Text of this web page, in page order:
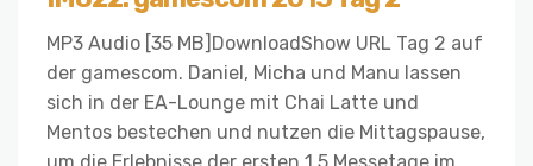
MP3 Audio [35 MB]DownloadShow URL Tag 2 auf
der gamescom. Daniel, Micha und Manu lassen
sich in der EA-Lounge mit Chai Latte und
Mentos bestechen und nutzen die Mittagspause,